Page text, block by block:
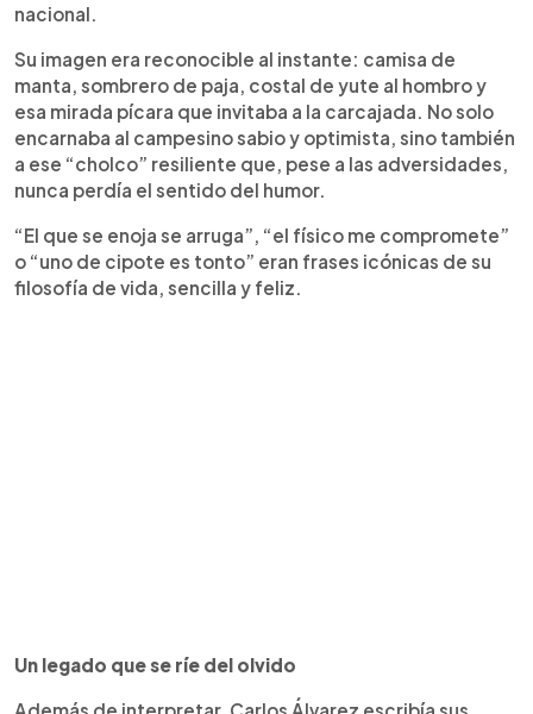
nacional.
Su imagen era reconocible al instante: camisa de
manta, sombrero de paja, costal de yute al hombro y
esa mirada pícara que invitaba a la carcajada. No solo
encarnaba al campesino sabio y optimista, sino también
a ese “cholco” resiliente que, pese a las adversidades,
nunca perdía el sentido del humor.
“El que se enoja se arruga”, “el físico me compromete”
o “uno de cipote es tonto” eran frases icónicas de su
filosofía de vida, sencilla y feliz.
Un legado que se ríe del olvido